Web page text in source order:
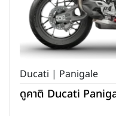
Ducati | Panigale
ดูคาติ Ducati